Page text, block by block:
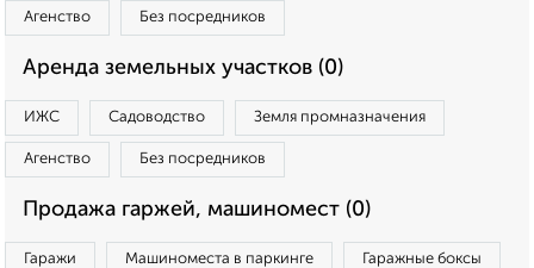
Агенство Без посредников
Аренда земельных участков (0)
ИЖС Садоводство Земля промназначения
Агенство Без посредников
Продажа гаржей, машиномест (0)
Гаражи Машиноместа в паркинге Гаражные боксы